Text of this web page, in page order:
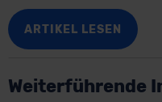
ARTIKEL LESEN
Weiterführende